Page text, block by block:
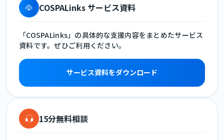
COSPALinks サービス資料
「COSPALinks」の具体的な支援内容をまとめたサービス
資料です。ぜひご利用ください。
サービス資料をダウンロード
15分無料相談